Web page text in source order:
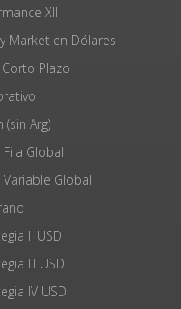
XIII
Market en Dólares
Plazo
Arg)
Global
Global
II USD
III USD
IV USD